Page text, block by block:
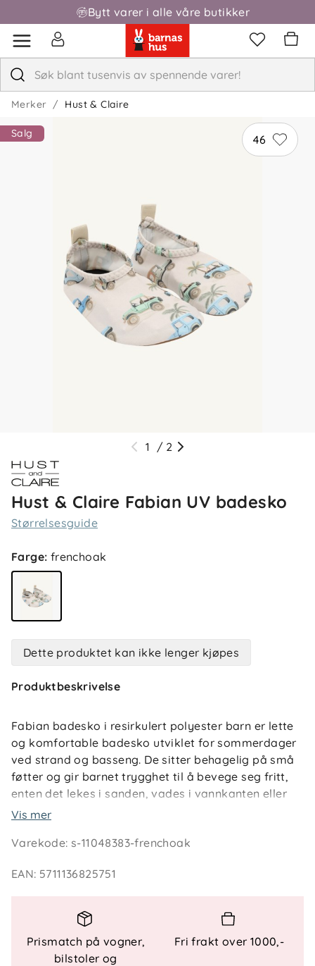
Bytt varer i alle våre butikker
Merker Hust & Claire
46
Salg
1 / 2
Hust & Claire Fabian UV badesko
Størrelsesguide
Farge: frenchoak
Dette produktet kan ikke lenger kjøpes
Produktbeskrivelse
Fabian badesko i resirkulert polyester barn er lette
og komfortable badesko utviklet for sommerdager
ved strand og basseng. De sitter behagelig på små
føtter og gir barnet trygghet til å bevege seg fritt,
enten det lekes i sanden, vades i vannkanten eller
plaskes i bassenget.
Det myke og elastiske materialet følger fotens
fargen gir et friskt og sommerlig uttrykk, samtidig
ujevnt underlag gjennom hele dagen. Et praktisk
valg for aktive barn som tilbringer mye tid ute i
solen.
Vis mer
Varekode:s-11048383-frenchoak
EAN: 5711136825751
Prismatch på vogner,
bilstoler og
Fri frakt over 1000,-